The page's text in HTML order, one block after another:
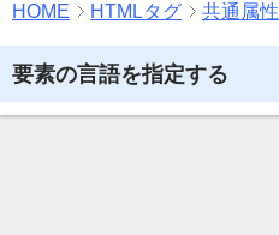
HOME HTMLタグ 共通属性
要素の言語を指定する